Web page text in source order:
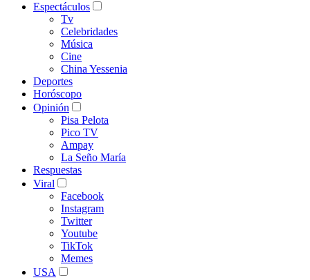
Espectáculos
Tv
Celebridades
Música
Cine
China Yessenia
Deportes
Horóscopo
Opinión
Pisa Pelota
Pico TV
Ampay
La Seño María
Respuestas
Viral
Facebook
Instagram
Twitter
Youtube
TikTok
Memes
USA